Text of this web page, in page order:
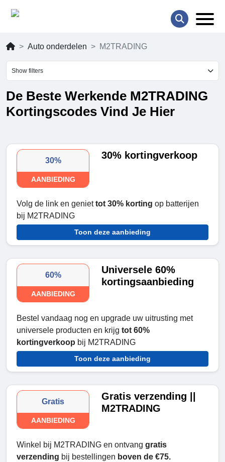
Auto onderdelen M2TRADING
Show filters
De Beste Werkende M2TRADING
Kortingscodes Vind Je Hier
30%
AANBIEDING
30% kortingverkoop
Volg de link en geniettot 30% korting op batterijen
bij M2TRADING
Toon deze aanbieding
60%
AANBIEDING
Universele 60%
kortingsaanbieding
Bestel vandaag nog en upgrade uw uitrusting met
universele producten en krijg tot 60%
kortingverkoop bij M2TRADING
Toon deze aanbieding
Gratis
AANBIEDING
Gratis verzending ||
M2TRADING
Winkel bij M2TRADING en ontvang gratis
verzending bij bestellingen boven de €75.